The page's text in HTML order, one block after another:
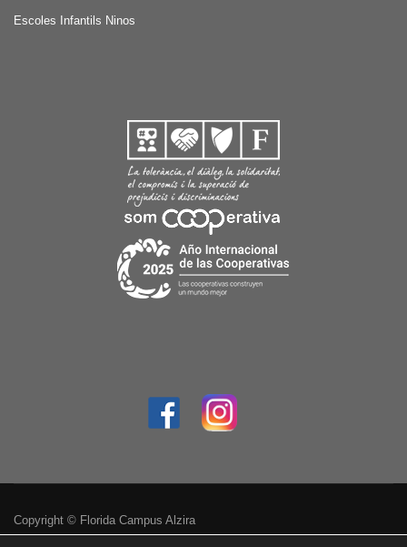
Escoles Infantils Ninos
Copyright © Florida Campus Alzira